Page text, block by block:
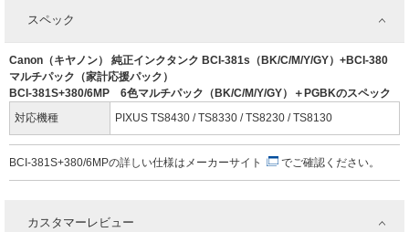
スペック
Canon（キヤノン） 純正インクタンク BCI-381s（BK/C/M/Y/GY）+BCI-380
マルチパック（家計応援パック）
BCI-381S+380/6MP 6色マルチパック（BK/C/M/Y/GY）＋PGBKのスペック
対応機種
PIXUS TS8430 / TS8330 / TS8230 / TS8130
BCI-381S+380/6MPの詳しい仕様は メーカーサイト でご確認ください。
カスタマーレビュー